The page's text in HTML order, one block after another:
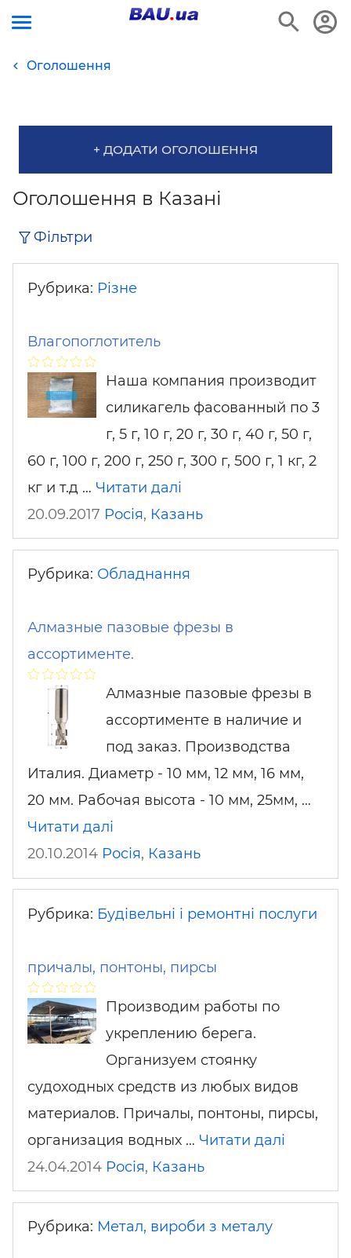
Оголошення
+ ДОДАТИ ОГОЛОШЕННЯ
Оголошення в Казані
Фільтри
Рубрика: Різне
Влагопоглотитель
Наша компания производит
силикагель фасованный по 3
г, 5 г, 10 г, 20 г, 30 г, 40 г, 50 г,
60 г, 100 г, 200 г, 250 г, 300 г, 500 г, 1 кг, 2
кг и т.д … Читати далі
20.09.2017 Росія, Казань
Рубрика: Обладнання
Алмазные пазовые фрезы в
ассортименте.
Алмазные пазовые фрезы в
ассортименте в наличие и
под заказ. Производства
Италия. Диаметр - 10 мм, 12 мм, 16 мм,
20 мм. Рабочая высота - 10 мм, 25мм, …
Читати далі
20.10.2014 Росія, Казань
Рубрика: Будівельні і ремонтні послуги
причалы, понтоны, пирсы
Производим работы по
укреплению берега.
Организуем стоянку
судоходных средств из любых видов
материалов. Причалы, понтоны, пирсы,
организация водных … Читати далі
24.04.2014 Росія, Казань
Рубрика: Метал, вироби з металу